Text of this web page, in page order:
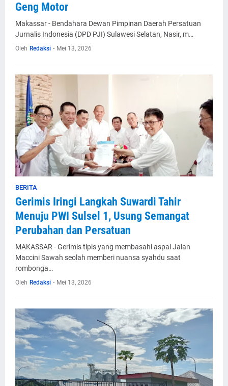
Geng Motor
Makassar - Bendahara Dewan Pimpinan Daerah Persatuan
Jurnalis Indonesia (DPD PJI) Sulawesi Selatan, Nasir, m…
Oleh Redaksi - Mei 13, 2026
BERITA
Gerimis Iringi Langkah Suwardi Tahir
Menuju PWI Sulsel 1, Usung Semangat
Perubahan dan Persatuan
MAKASSAR - Gerimis tipis yang membasahi aspal Jalan
Maccini Sawah seolah memberi nuansa syahdu saat
rombonga…
Oleh Redaksi - Mei 13, 2026